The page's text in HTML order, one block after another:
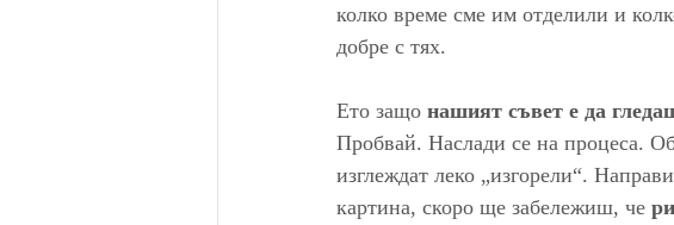
колко време сме им отделили и
добре с тях.
Ето защо нашият съвет е да
Пробвай. Наслади се на процеса.
изглеждат леко „изгорели“.
картина, скоро ще забележиш, че